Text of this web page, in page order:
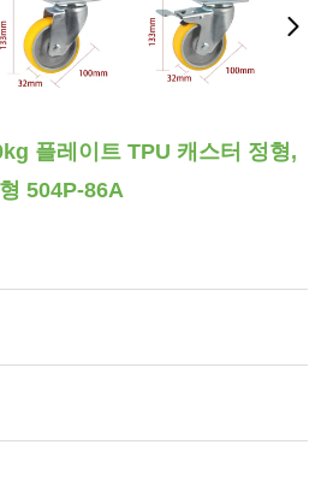
플레이트 TPU 캐스터 정형,
504P-86A